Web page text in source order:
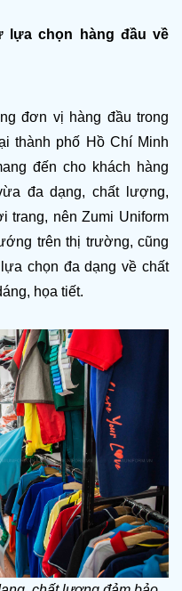
lựa chọn hàng đầu về
đơn vị hàng đầu trong
thành phố Hồ Chí Minh
đến cho khách hàng
đa dạng, chất lượng,
trang, nên Zumi Uniform
trên thị trường, cũng
chọn đa dạng về chất
họa tiết.